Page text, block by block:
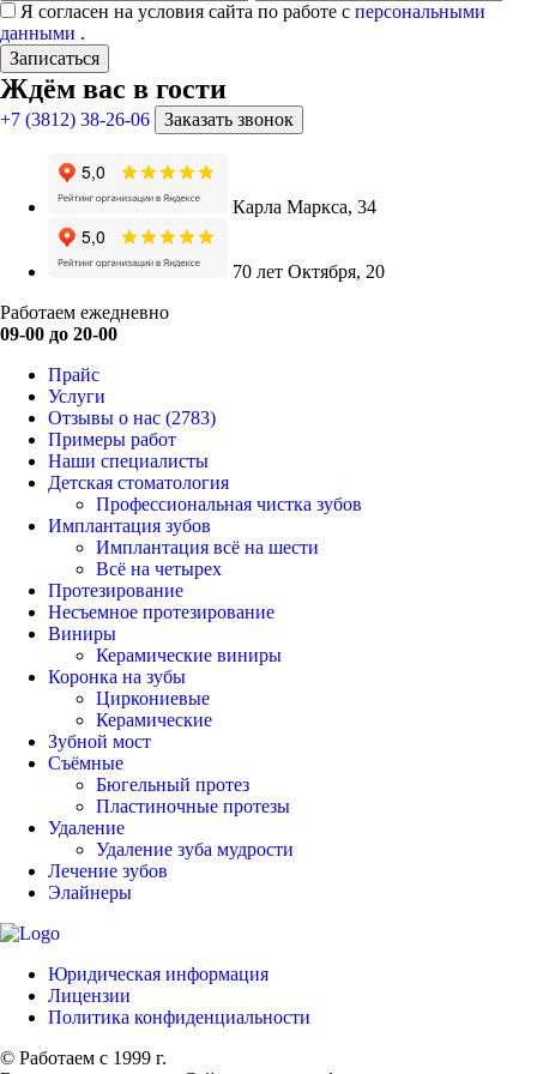
Я согласен на условия сайта по работе с персональными
данными .
Записаться
Ждём вас в гости
+7 (3812) 38-26-06 Заказать звонок
Карла Маркса, 34
70 лет Октября, 20
Работаем ежедневно
09-00 до 20-00
Прайс
Услуги
Отзывы о нас (2783)
Примеры работ
Наши специалисты
Детская стоматология
Профессиональная чистка зубов
Имплантация зубов
Имплантация всё на шести
Всё на четырех
Протезирование
Несъемное протезирование
Виниры
Керамические виниры
Коронка на зубы
Циркониевые
Керамические
Зубной мост
Съёмные
Бюгельный протез
Пластиночные протезы
Удаление
Удаление зуба мудрости
Лечение зубов
Элайнеры
Юридическая информация
Лицензии
Политика конфиденциальности
© Работаем с 1999 г.